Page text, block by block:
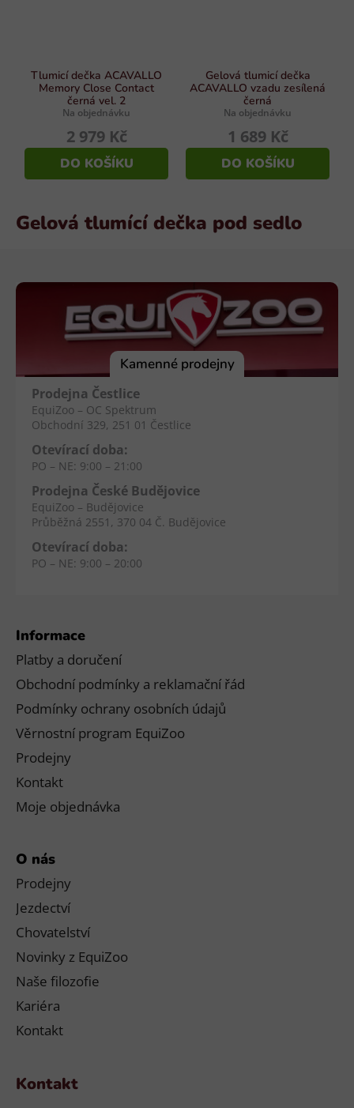
Tlumicí dečka ACAVALLO
Memory Close Contact
černá vel. 2
Na objednávku
2 979 Kč
DO KOŠÍKU
Gelová tlumicí dečka
ACAVALLO vzadu zesílená
černá
Na objednávku
1 689 Kč
DO KOŠÍKU
Gelová tlumící dečka pod sedlo
Informace
Platby a doručení
Obchodní podmínky a reklamační řád
Podmínky ochrany osobních údajů
Věrnostní program EquiZoo
Prodejny
Kontakt
Moje objednávka
O nás
Prodejny
Jezdectví
Chovatelství
Novinky z EquiZoo
Naše filozofie
Kariéra
Kontakt
Kontakt
Kamenné prodejny
Prodejna Čestlice
EquiZoo – OC Spektrum
Obchodní 329, 251 01 Čestlice
Otevírací doba:
PO – NE: 9:00 – 21:00
Prodejna České Budějovice
EquiZoo – Budějovice
Průběžná 2551, 370 04 Č. Budějovice
Otevírací doba:
PO – NE: 9:00 – 20:00